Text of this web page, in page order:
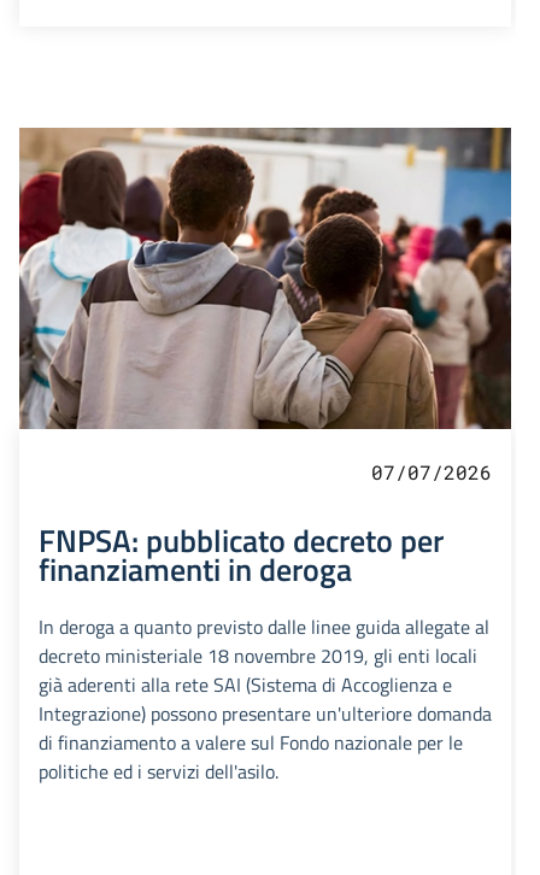
07/07/2026
FNPSA: pubblicato decreto per
finanziamenti in deroga
In deroga a quanto previsto dalle linee guida allegate al
decreto ministeriale 18 novembre 2019, gli enti locali
già aderenti alla rete SAI (Sistema di Accoglienza e
Integrazione) possono presentare un'ulteriore domanda
di finanziamento a valere sul Fondo nazionale per le
politiche ed i servizi dell'asilo.